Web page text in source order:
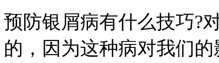
预防银屑病有什么技巧?
的，因为这种病对我们